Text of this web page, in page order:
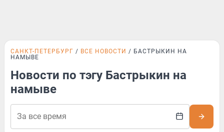
САНКТ-ПЕТЕРБУРГ ВСЕ НОВОСТИ
БАСТРЫКИН НА
НАМЫВЕ
Новости по тэгу Бастрыкин на
намыве